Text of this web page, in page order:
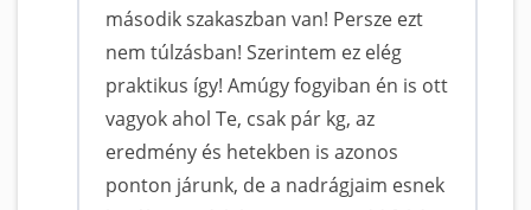
második szakaszban van! Persze ezt
nem túlzásban! Szerintem ez elég
praktikus így! Amúgy fogyiban én is ott
vagyok ahol Te, csak pár kg, az
eredmény és hetekben is azonos
ponton járunk, de a nadrágjaim esnek